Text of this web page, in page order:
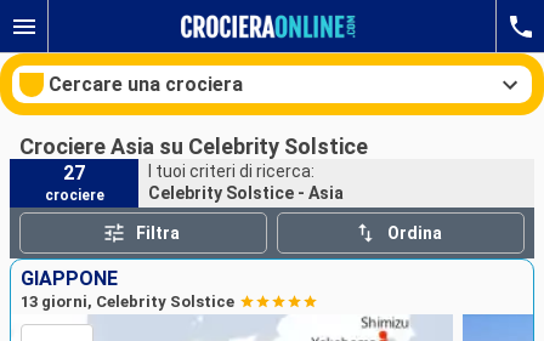
Cercare una crociera
Le nostre destinazioni
Mesi di partenza
Porti Compagnie
Crociere Asia su Celebrity Solstice
27
crociere
I tuoi criteri di ricerca:
Celebrity Solstice - Asia
Filtra Ordina
GIAPPONE
13 giorni, Celebrity Solstice